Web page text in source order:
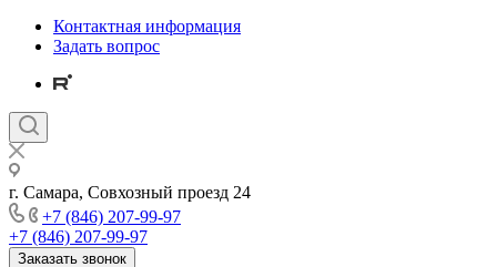
Контактная информация
Задать вопрос
г. Самара, Совхозный проезд 24
+7 (846) 207-99-97
+7 (846) 207-99-97
Заказать звонок